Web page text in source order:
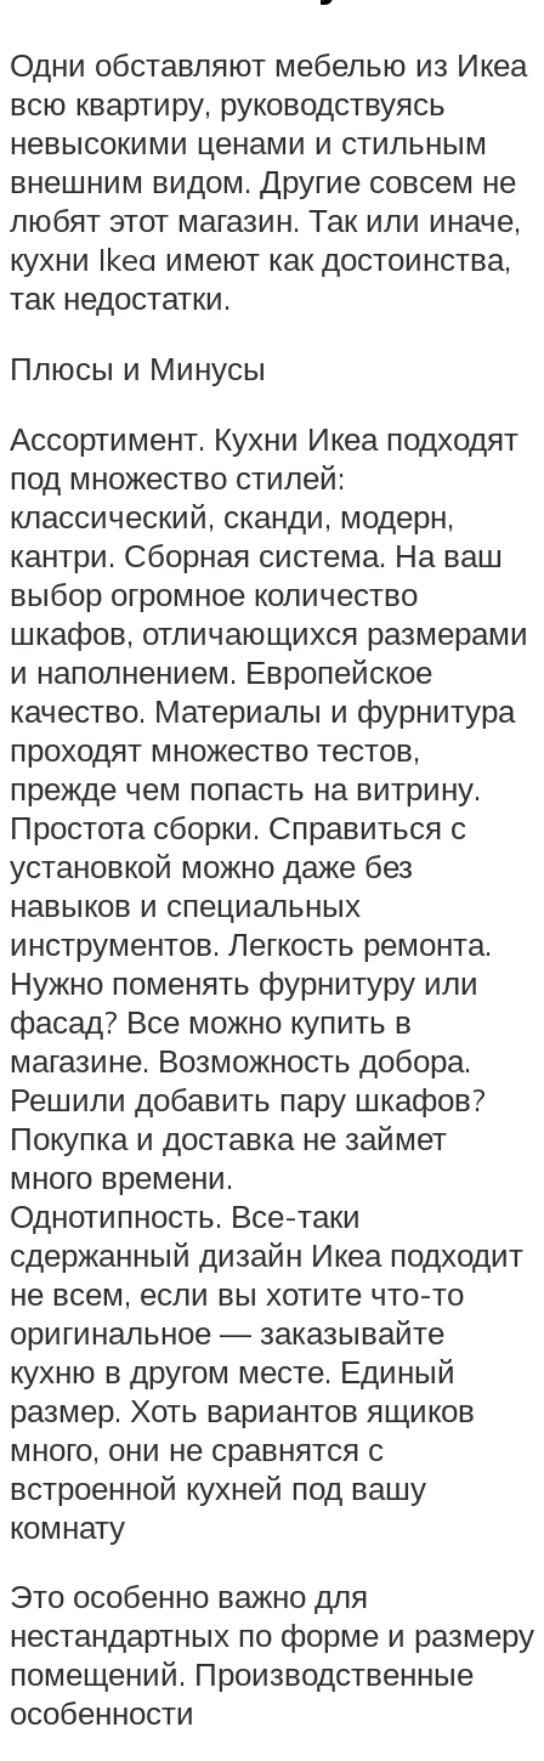
Одни обставляют мебелью из Икеа
всю квартиру, руководствуясь
невысокими ценами и стильным
внешним видом. Другие совсем не
любят этот магазин. Так или иначе,
кухни Ikea имеют как достоинства,
так недостатки.
Плюсы и Минусы
Ассортимент. Кухни Икеа подходят
под множество стилей:
классический, сканди, модерн,
кантри. Сборная система. На ваш
выбор огромное количество
шкафов, отличающихся размерами
и наполнением. Европейское
качество. Материалы и фурнитура
проходят множество тестов,
прежде чем попасть на витрину.
Простота сборки. Справиться с
установкой можно даже без
навыков и специальных
инструментов. Легкость ремонта.
Нужно поменять фурнитуру или
фасад? Все можно купить в
магазине. Возможность добора.
Решили добавить пару шкафов?
Покупка и доставка не займет
много времени.
Однотипность. Все-таки
сдержанный дизайн Икеа подходит
не всем, если вы хотите что-то
оригинальное — заказывайте
кухню в другом месте. Единый
размер. Хоть вариантов ящиков
много, они не сравнятся с
встроенной кухней под вашу
комнату
Это особенно важно для
нестандартных по форме и размеру
помещений. Производственные
особенности